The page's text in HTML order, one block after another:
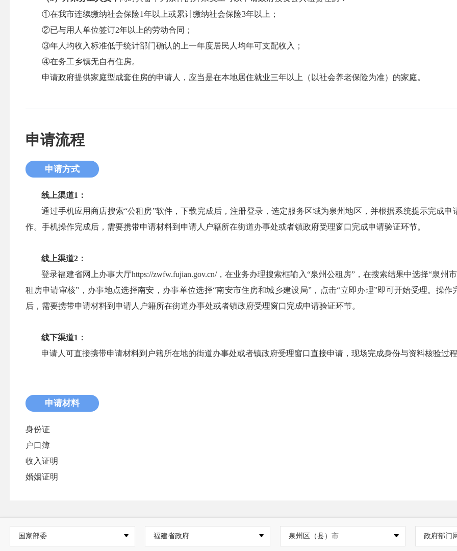
①在我市连续缴纳社会保险1年以上或累计缴纳社会保险3年以上；
②已与用人单位签订2年以上的劳动合同；
③年人均收入标准低于统计部门确认的上一年度居民人均年可支配收入；
④在务工乡镇无自有住房。
申请政府提供家庭型成套住房的申请人，应当是在本地居住就业三年以上（以社会养老保险为准）的家庭。
申请流程
申请方式
线上渠道1：
通过手机应用商店搜索“公租房”软件，下载完成后，注册登录，选定服务区域为泉州地区，并根据系统提示完成申
作。手机操作完成后，需要携带申请材料到申请人户籍所在街道办事处或者镇政府受理窗口完成申请验证环节。
线上渠道2：
登录福建省网上办事大厅https://zwfw.fujian.gov.cn/，在业务办理搜索框输入“泉州公租房”，在搜索结果中选择“泉州
租房申请审核”，办事地点选择南安，办事单位选择“南安市住房和城乡建设局”，点击“立即办理”即可开始受理。操作
后，需要携带申请材料到申请人户籍所在街道办事处或者镇政府受理窗口完成申请验证环节。
线下渠道1：
申请人可直接携带申请材料到户籍所在地的街道办事处或者镇政府受理窗口直接申请，现场完成身份与资料核验过程
申请材料
身份证
户口簿
收入证明
婚姻证明
国家部委 福建省政府 泉州区（县）市 政府部门